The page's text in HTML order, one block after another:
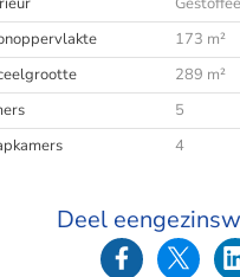
173 m²
289 m²
5
4
Deel